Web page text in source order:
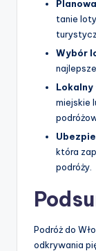
tanie
Wybór
miejskie
która
podróży.
Podróż do
odkrywania